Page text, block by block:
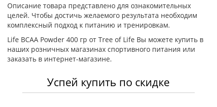
Описание товара представлено для ознакомительных
целей. Чтобы достичь желаемого результата необходим
комплексный подход к питанию и тренировкам.
Life BCAA Powder 400 гр от Tree of Life Вы можете купить в
наших розничных магазинах спортивного питания или
заказать в интернет-магазине.
Успей купить по скидке